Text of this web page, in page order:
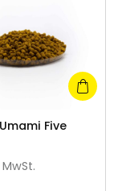
Five
MwSt.